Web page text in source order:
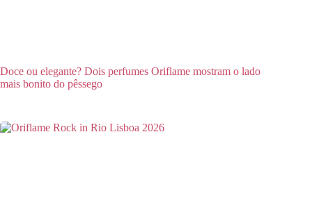
Doce ou elegante? Dois perfumes Oriflame mostram o lado
mais bonito do pêssego